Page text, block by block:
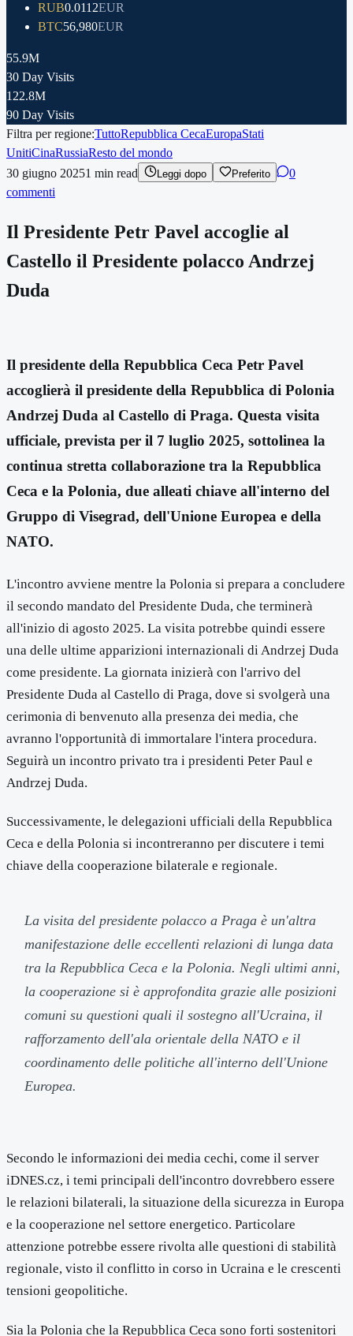
RUB0.0112EUR
BTC56,980EUR
55.9M
30 Day Visits
122.8M
90 Day Visits
Filtra per regione:TuttoRepubblica CecaEuropaStati
UnitiCinaRussiaResto del mondo
30 giugno 20251 min read Leggi dopo Preferito
0
commenti
Il Presidente Petr Pavel accoglie al
Castello il Presidente polacco Andrzej
Duda
Il presidente della Repubblica Ceca Petr Pavel
accoglierà il presidente della Repubblica di Polonia
Andrzej Duda al Castello di Praga. Questa visita
ufficiale, prevista per il 7 luglio 2025, sottolinea la
continua stretta collaborazione tra la Repubblica
Ceca e la Polonia, due alleati chiave all'interno del
Gruppo di Visegrad, dell'Unione Europea e della
NATO.
L'incontro avviene mentre la Polonia si prepara a concludere
il secondo mandato del Presidente Duda, che terminerà
all'inizio di agosto 2025. La visita potrebbe quindi essere
una delle ultime apparizioni internazionali di Andrzej Duda
come presidente. La giornata inizierà con l'arrivo del
Presidente Duda al Castello di Praga, dove si svolgerà una
cerimonia di benvenuto alla presenza dei media, che
avranno l'opportunità di immortalare l'intera procedura.
Seguirà un incontro privato tra i presidenti Peter Paul e
Andrzej Duda.
Successivamente, le delegazioni ufficiali della Repubblica
Ceca e della Polonia si incontreranno per discutere i temi
chiave della cooperazione bilaterale e regionale.
La visita del presidente polacco a Praga è un'altra
manifestazione delle eccellenti relazioni di lunga data
tra la Repubblica Ceca e la Polonia. Negli ultimi anni,
la cooperazione si è approfondita grazie alle posizioni
comuni su questioni quali il sostegno all'Ucraina, il
rafforzamento dell'ala orientale della NATO e il
coordinamento delle politiche all'interno dell'Unione
Europea.
Secondo le informazioni dei media cechi, come il server
iDNES.cz, i temi principali dell'incontro dovrebbero essere
le relazioni bilaterali, la situazione della sicurezza in Europa
e la cooperazione nel settore energetico. Particolare
attenzione potrebbe essere rivolta alle questioni di stabilità
regionale, visto il conflitto in corso in Ucraina e le crescenti
tensioni geopolitiche.
Sia la Polonia che la Repubblica Ceca sono forti sostenitori